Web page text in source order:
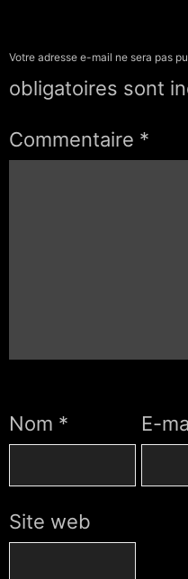
Votre adresse e-mail ne sera pas
obligatoires sont
Commentaire *
Nom * E-
Site web